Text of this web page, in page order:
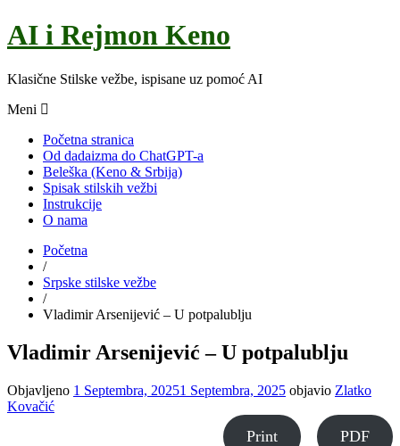
AI i Rejmon Keno
Klasične Stilske vežbe, ispisane uz pomoć AI
Meni
Početna stranica
Od dadaizma do ChatGPT-a
Beleška (Keno & Srbija)
Spisak stilskih vežbi
Instrukcije
O nama
Početna
/
Srpske stilske vežbe
/
Vladimir Arsenijević – U potpalublju
Vladimir Arsenijević – U potpalublju
Objavljeno 1 Septembra, 20251 Septembra, 2025 objavio Zlatko
Kovačić
Print PDF